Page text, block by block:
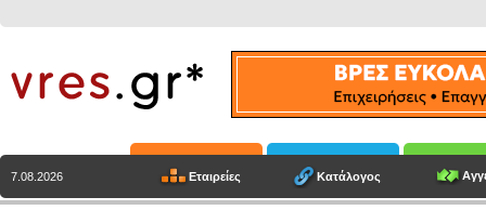
7.08.2026 Εταιρείες Κατάλογος